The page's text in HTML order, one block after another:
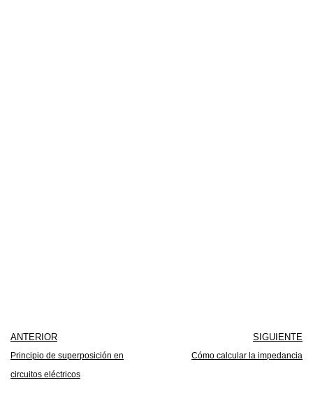
ANTERIOR
Principio de superposición en
circuitos eléctricos
SIGUIENTE
Cómo calcular la impedancia